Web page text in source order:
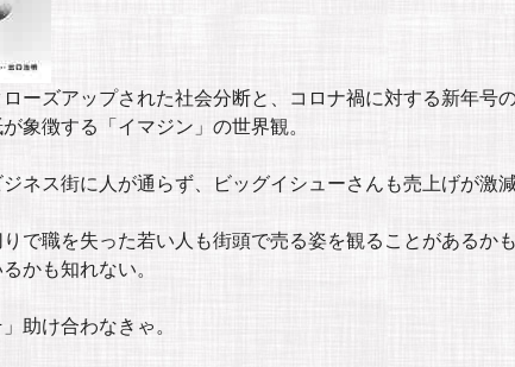
ーズアップされた社会分断と、コロナ禍に対する新年号
象徴する「イマジン」の世界観。
ネス街に人が通らず、ビッグイシューさんも売上げが激減
で職を失った若い人も街頭で売る姿を観ることがあるか
かも知れない。
助け合わなきゃ。